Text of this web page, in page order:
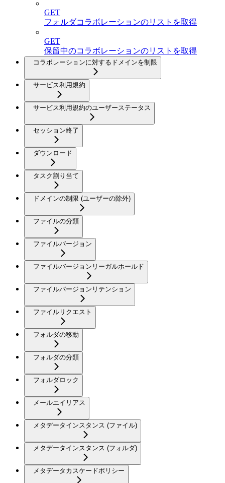
GET
フォルダコラボレーションのリストを取得
GET
保留中のコラボレーションのリストを取得
コラボレーションに対するドメインを制限
サービス利用規約
サービス利用規約のユーザーステータス
セッション終了
ダウンロード
タスク割り当て
ドメインの制限 (ユーザーの除外)
ファイルの分類
ファイルバージョン
ファイルバージョンリーガルホールド
ファイルバージョンリテンション
ファイルリクエスト
フォルダの移動
フォルダの分類
フォルダロック
メールエイリアス
メタデータインスタンス (ファイル)
メタデータインスタンス (フォルダ)
メタデータカスケードポリシー